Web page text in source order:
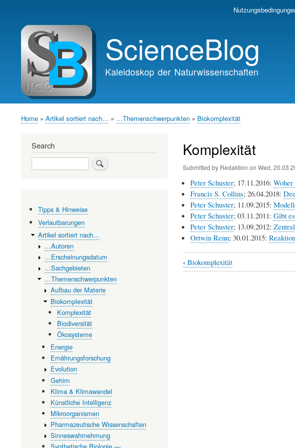
navigation
ScienceBlog
Kaleidoskop der Naturwissenschaften
Home Artikel sortiert nach… …Themenschwerpunkten Biokomplexität
Komplexität
Submitted by Redaktion on Wed,
Peter Schuster; 17.11.2016:
Francis S. Collins; 26.04.2018:
Peter Schuster; 11.09.2015:
Peter Schuster; 03.11.2011: Gibt
Peter Schuster; 13.09.2012:
Ortwin Renn; 30.01.2015:
Book
‹Biokomplexität
Search
Search
Tipps & Hinweise
Verlautbarungen
Artikel sortiert nach…
…Autoren
…Erscheinungsdatum
…Sachgebieten
…Themenschwerpunkten
Aufbau der Materie
Biokomplexität
Komplexität
Biodiversität
Ökosysteme
Energie
Ernährungsforschung
Evolution
Gehirn
Klima & Klimawandel
Künstliche Intelligenz
Mikroorganismen
Pharmazeutische Wissenschaften
Sinneswahrnehmung